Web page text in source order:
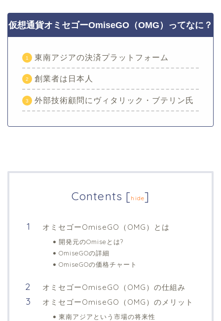
仮想通貨オミセゴーOmiseGO（OMG）ってなに？
東南アジアの決済プラットフォーム
創業者は日本人
外部技術顧問にヴィタリック・ブテリン氏
Contents [hide]
オミセゴーOmiseGO（OMG）とは
開発元のOmiseとは?
OmiseGOの詳細
OmiseGOの価格チャート
オミセゴーOmiseGO（OMG）の仕組み
オミセゴーOmiseGO（OMG）のメリット
東南アジアという市場の将来性